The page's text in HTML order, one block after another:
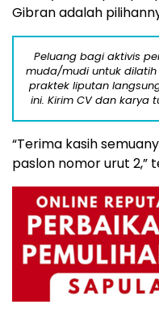
Gibran adalah
Peluang bagi aktivis
muda/mudi untuk
praktek liputan
ini. Kirim CV dan karya
“Terima kasih
paslon nomor urut 2,”